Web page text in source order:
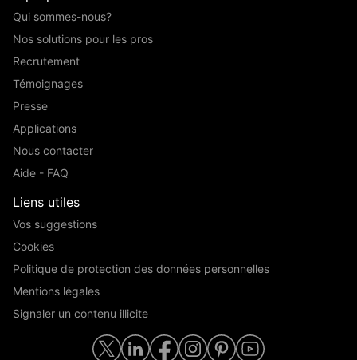
Qui sommes-nous?
Nos solutions pour les pros
Recrutement
Témoignages
Presse
Applications
Nous contacter
Aide - FAQ
Liens utiles
Vos suggestions
Cookies
Politique de protection des données personnelles
Mentions légales
Signaler un contenu illicite